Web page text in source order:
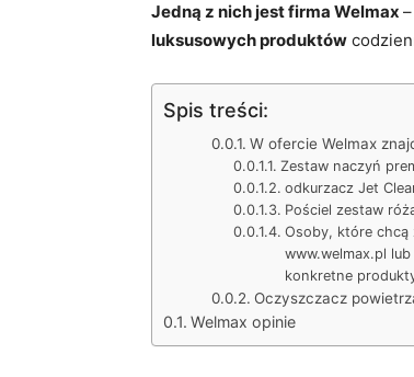
Jedną z nich jest firma Welmax
luksusowych produktów
Spis treści:
W ofercie Welmax
Zestaw naczyń
odkurzacz Jet
Pościel zestaw
Osoby, które chcą
www.welmax.pl
konkretne
Oczyszczacz
Welmax opinie